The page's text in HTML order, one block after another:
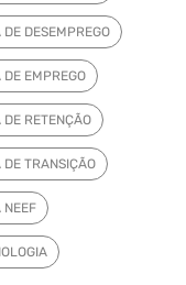
DE DESEMPREGO
DE EMPREGO
DE RETENÇÃO
DE TRANSIÇÃO
NEEF